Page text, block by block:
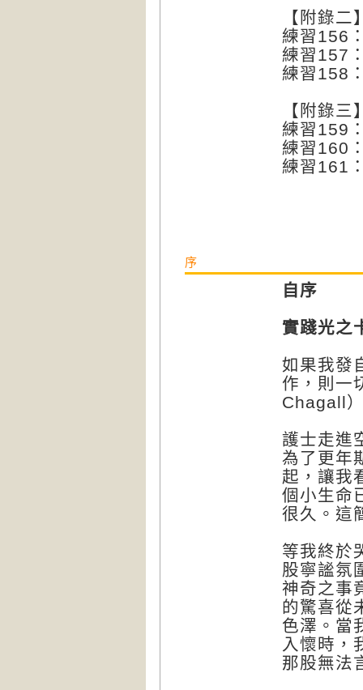
【附錄
練習156
練習157
練習158
【附錄
練習159
練習160
練習161
序
自序
實踐光之
如果我發
作，則一
Chagall
護士走進
為了更年
起，讓我
個小生命
很久。這
等我終於
股寧謐氛
神奇之事
的驚喜從
色澤。當
入懷時，
那股無法